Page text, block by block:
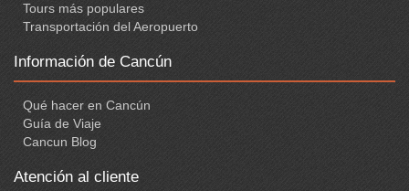
Tours más populares
Transportación del Aeropuerto
Información de Cancún
Qué hacer en Cancún
Guía de Viaje
Cancun Blog
Atención al cliente